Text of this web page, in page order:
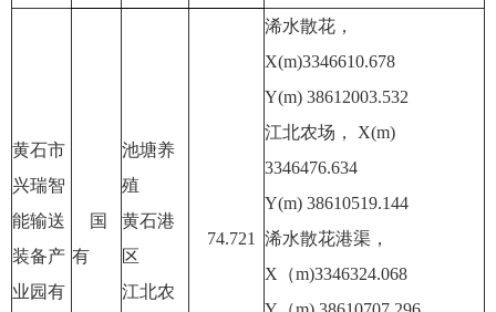
黄石市
兴瑞智
能输送
装备产
业园有
国
有
池塘养
殖
黄石港
区
江北农
74.721
浠水散花，
X(m)3346610.678
Y(m) 38612003.532
江北农场， X(m)
3346476.634
Y(m) 38610519.144
浠水散花港渠，
X（m)3346324.068